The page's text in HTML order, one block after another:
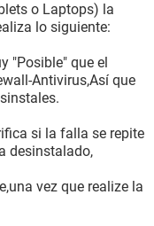
o Laptops) la
lo siguiente:
"Posible" que el
Antivirus,Así que
si la falla se repite
desinstalado,
vez que realize la